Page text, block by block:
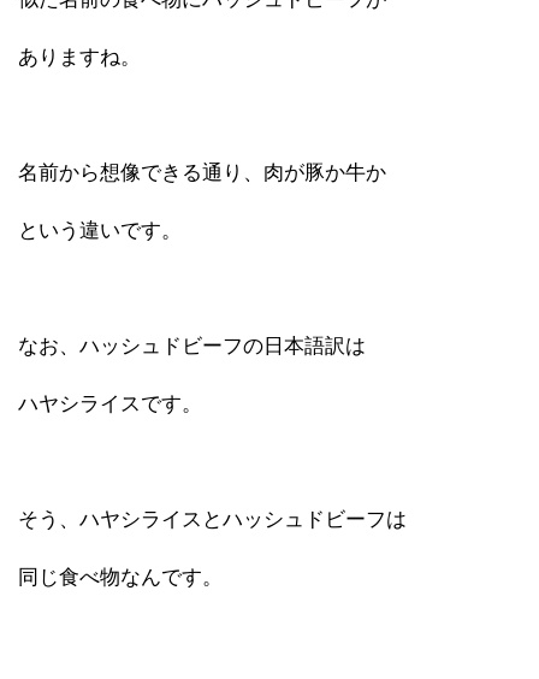
ありますね。
名前から想像できる通り、肉が豚か牛か
という違いです。
なお、ハッシュドビーフの日本語訳は
ハヤシライスです。
そう、ハヤシライスとハッシュドビーフは
同じ食べ物なんです。